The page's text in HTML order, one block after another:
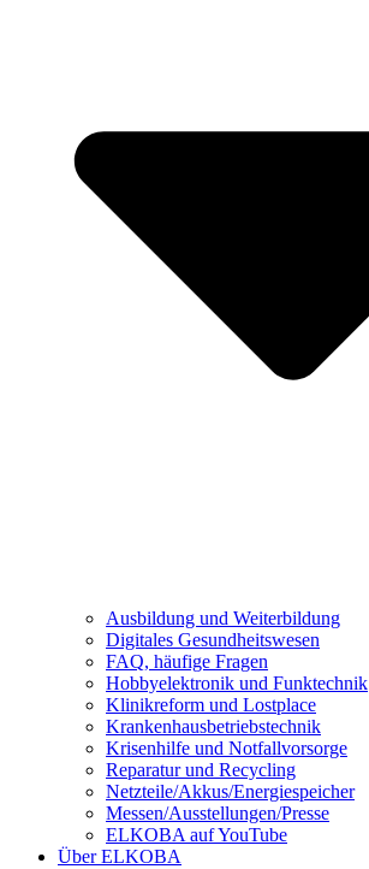
Ausbildung und Weiterbildung
Digitales Gesundheitswesen
FAQ, häufige Fragen
Hobbyelektronik und Funktechnik
Klinikreform und Lostplace
Krankenhausbetriebstechnik
Krisenhilfe und Notfallvorsorge
Reparatur und Recycling
Netzteile/Akkus/Energiespeicher
Messen/Ausstellungen/Presse
ELKOBA auf YouTube
Über ELKOBA